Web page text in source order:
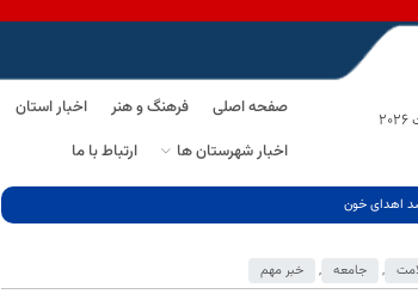
صفحه اصلی فرهنگ و هنر اخبار استان
اخبار شهرستان ها
ارتباط با ما
اهدای خون
, جامعه , خبر مهم